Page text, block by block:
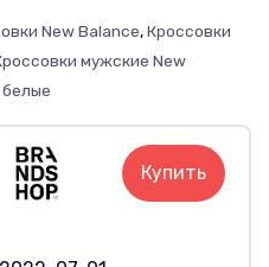
New Balance,Кроссовки
мужские New
Купить